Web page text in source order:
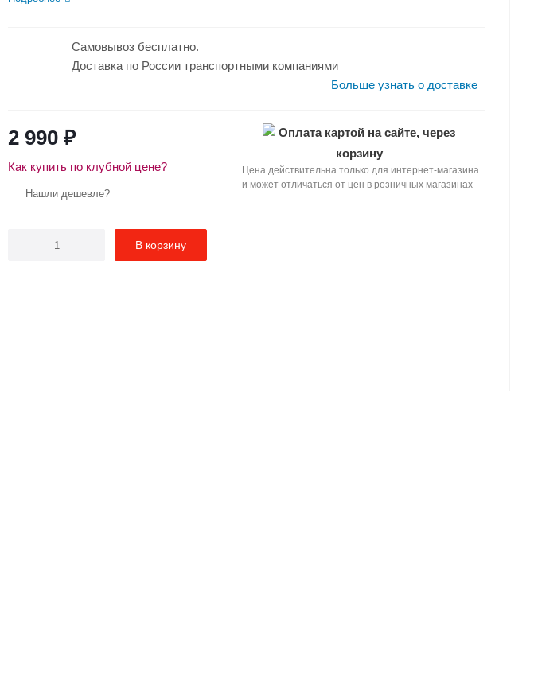
Самовывоз бесплатно.
Доставка по России транспортными компаниями
Больше узнать о доставке
2 990 ₽
Как купить по клубной цене?
Нашли дешевле?
В корзину
Оплата картой на сайте, через
корзину
Цена действительна только для интернет-магазина
и может отличаться от цен в розничных магазинах